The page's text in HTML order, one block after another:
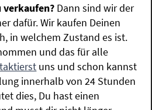
verkaufen? Dann sind wir der
dafür. Wir kaufen Deinen
in welchem Zustand es ist.
und das für alle
uns und schon kannst
innerhalb von 24 Stunden
dies, Du hast einen